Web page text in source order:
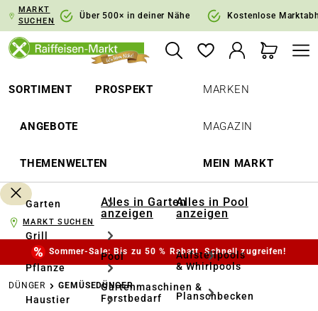
Zur Hauptnavigation springen
MARKT
SUCHEN
Über 500× in deiner Nähe Kostenlose
SORTIMENT PROSPEKT
ANGEBOTE
THEMENWELTEN
MARKEN
MAGAZIN
MEIN MARKT
Garten
Grill
Pflanze
Haustier
Alles in Garten
anzeigen
Pool
Gartenmaschinen &
Forstbedarf
Alles in Pool
anzeigen
Aufstellpools
& Whirlpools
Planschbecken
MARKT SUCHEN
Sommer-Sale: Bis zu 50 % Rabatt. Schnell zugreifen!
DÜNGER GEMÜSEDÜNGER